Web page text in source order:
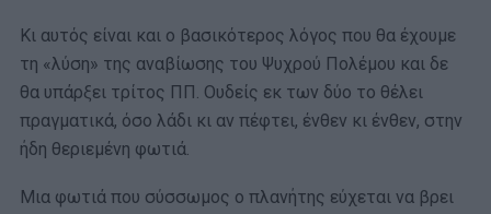
Κι αυτός είναι και ο βασικότερος λόγος που θα έχουμε
τη «λύση» της αναβίωσης του Ψυχρού Πολέμου και δε
θα υπάρξει τρίτος ΠΠ. Ουδείς εκ των δύο το θέλει
πραγματικά, όσο λάδι κι αν πέφτει, ένθεν κι ένθεν, στην
ήδη θεριεμένη φωτιά.
Μια φωτιά που σύσσωμος ο πλανήτης εύχεται να βρει